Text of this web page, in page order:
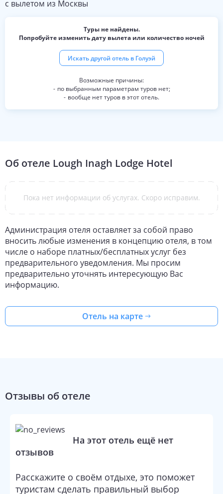
с вылетом из Москвы
Туры не найдены.
Попробуйте изменить дату вылета или количество ночей
Искать другой отель в Голуэй
по выбранным параметрам туров нет;
вообще нет туров в этот отель.
Об отеле Lough Inagh Lodge Hotel
Пока нет информации об услугах. Скоро исправим.
Администрация отеля оставляет за собой право
вносить любые изменения в концепцию отеля, в том
числе о наборе платных/бесплатных услуг без
предварительного уведомления. Мы просим
предварительно уточнять интересующую Вас
информацию.
Отель на карте
Отзывы об отеле
На этот отель ещё нет
отзывов
Расскажите о своём отдыхе, это поможет
туристам сделать правильный выбор